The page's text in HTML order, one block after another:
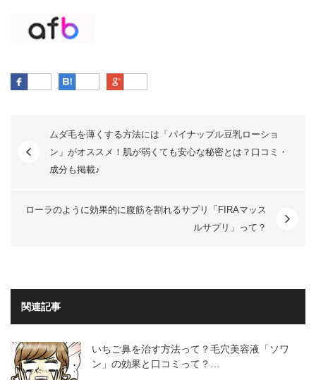
Facebook はてなブックマーク
ムダ毛を薄くする方法には「パイナップル豆乳ローショ
ン」がオススメ！肌が弱くても安心な秘密とは？口コミ・
成分も掲載♪
ローラのように効果的に腹筋を割れるサプリ「FIRAマッス
ルサプリ」って？
関連記事
いちご鼻を治す方法って？毛穴美容液「ソワ
ン」の効果と口コミって？…